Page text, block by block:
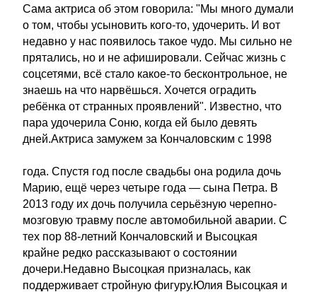
Сама актриса об этом говорила: "Мы много думали
о том, чтобы усыновить кого-то, удочерить. И вот
недавно у нас появилось такое чудо. Мы сильно не
прятались, но и не афишировали. Сейчас жизнь с
соцсетями, всё стало какое-то бесконтрольное, не
знаешь на что нарвёшься. Хочется оградить
ребёнка от странных проявлений". Известно, что
пара удочерила Соню, когда ей было девять
дней.Актриса замужем за Кончаловским с 1998
года. Спустя год после свадьбы она родила дочь
Марию, ещё через четыре года — сына Петра. В
2013 году их дочь получила серьёзную черепно-
мозговую травму после автомобильной аварии. С
тех пор 88-летний Кончаловский и Высоцкая
крайне редко рассказывают о состоянии
дочери.Недавно Высоцкая призналась, как
поддерживает стройную фигуру.Юлия Высоцкая и